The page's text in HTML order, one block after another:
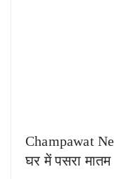
Champawat
घर में पसरा मातम